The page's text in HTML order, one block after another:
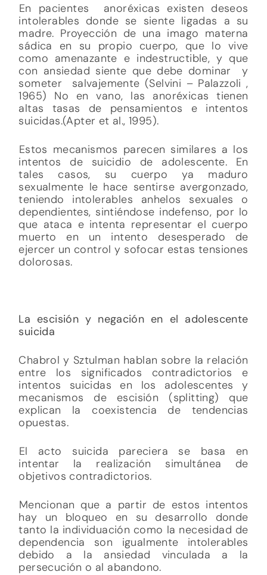
En pacientes anoréxicas existen deseos
intolerables donde se siente ligadas a su
madre. Proyección de una imago materna
sádica en su propio cuerpo, que lo vive
como amenazante e indestructible, y que
con ansiedad siente que debe dominar y
someter salvajemente (Selvini – Palazzoli ,
1965) No en vano, las anoréxicas tienen
altas tasas de pensamientos e intentos
suicidas.(Apter et al., 1995).
Estos mecanismos parecen similares a los
intentos de suicidio de adolescente. En
tales casos, su cuerpo ya maduro
sexualmente le hace sentirse avergonzado,
teniendo intolerables anhelos sexuales o
dependientes, sintiéndose indefenso, por lo
que ataca e intenta representar el cuerpo
muerto en un intento desesperado de
ejercer un control y sofocar estas tensiones
dolorosas.
La escisión y negación en el adolescente
suicida
Chabrol y Sztulman hablan sobre la relación
entre los significados contradictorios e
intentos suicidas en los adolescentes y
mecanismos de escisión (splitting) que
explican la coexistencia de tendencias
opuestas.
El acto suicida pareciera se basa en
intentar la realización simultánea de
objetivos contradictorios.
Mencionan que a partir de estos intentos
hay un bloqueo en su desarrollo donde
tanto la individuación como la necesidad de
dependencia son igualmente intolerables
debido a la ansiedad vinculada a la
persecución o al abandono.